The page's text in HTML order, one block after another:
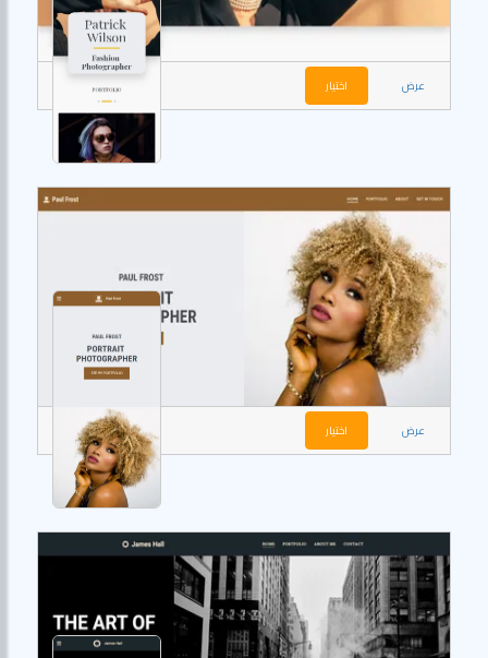
عرض اختيار
عرض اختيار